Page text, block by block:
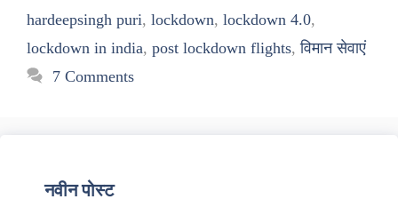
hardeepsingh puri, lockdown, lockdown 4.0,
lockdown in india, post lockdown flights,विमान सेवाएं
7 Comments
नवीन पोस्ट